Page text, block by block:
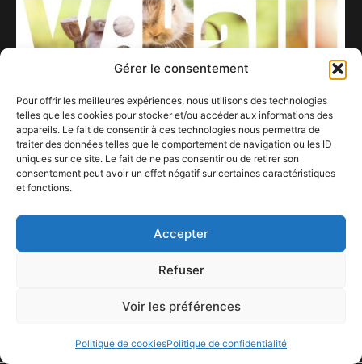
Gérer le consentement
Pour offrir les meilleures expériences, nous utilisons des technologies
telles que les cookies pour stocker et/ou accéder aux informations des
appareils. Le fait de consentir à ces technologies nous permettra de
traiter des données telles que le comportement de navigation ou les ID
uniques sur ce site. Le fait de ne pas consentir ou de retirer son
consentement peut avoir un effet négatif sur certaines caractéristiques
et fonctions.
Accepter
Refuser
Voir les préférences
Politique de cookiesPolitique de confidentialité
les Spectacles du Whalll
4 avril 2024
SORTIE CDSalve Regina, George Frideric
HandelJulie Roset / Millenium Orchestra
18 septembre 2022